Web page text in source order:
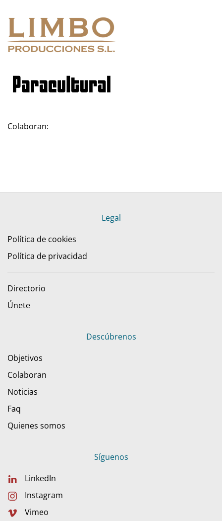
Colaboran:
Legal
Política de cookies
Política de privacidad
Directorio
Únete
Descúbrenos
Objetivos
Colaboran
Noticias
Faq
Quienes somos
Síguenos
LinkedIn
Instagram
Vimeo